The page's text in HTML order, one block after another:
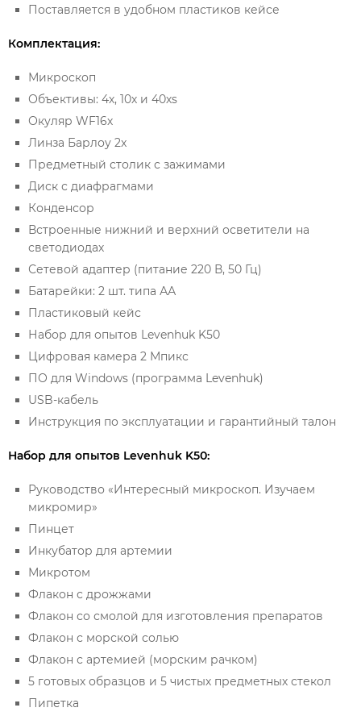
Поставляется в удобном пластиков кейсе
Комплектация:
Микроскоп
Объективы: 4х, 10х и 40хs
Окуляр WF16х
Линза Барлоу 2x
Предметный столик с зажимами
Диск с диафрагмами
Конденсор
Встроенные нижний и верхний осветители на
светодиодах
Сетевой адаптер (питание 220 В, 50 Гц)
Батарейки: 2 шт. типа АА
Пластиковый кейс
Набор для опытов Levenhuk K50
Цифровая камера 2 Мпикс
ПО для Windows (программа Levenhuk)
USB-кабель
Инструкция по эксплуатации и гарантийный талон
Набор для опытов Levenhuk K50:
Руководство «Интересный микроскоп. Изучаем
микромир»
Пинцет
Инкубатор для артемии
Микротом
Флакон с дрожжами
Флакон со смолой для изготовления препаратов
Флакон с морской солью
Флакон с артемией (морским рачком)
5 готовых образцов и 5 чистых предметных стекол
Пипетка